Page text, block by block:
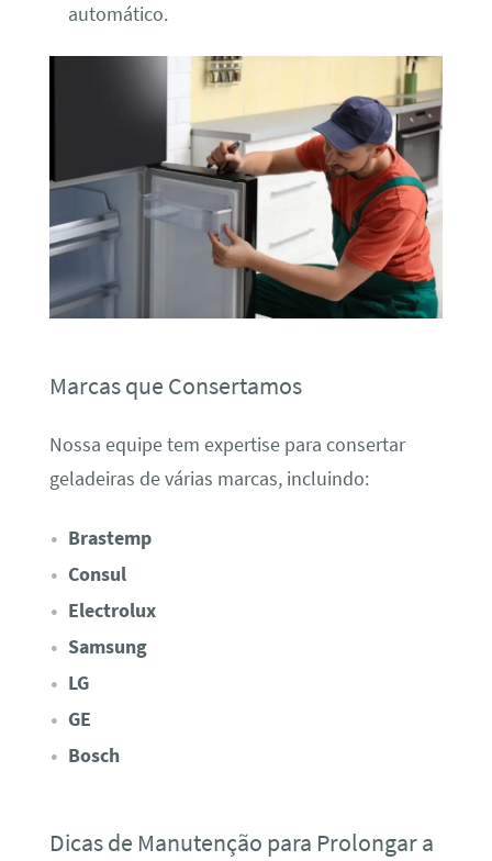
automático.
Marcas que Consertamos
Nossa equipe tem expertise para consertar
geladeiras de várias marcas, incluindo:
Brastemp
Consul
Electrolux
Samsung
LG
GE
Bosch
Dicas de Manutenção para Prolongar a